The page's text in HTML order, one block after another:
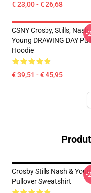
€ 23,00 - € 26,68
CSNY Crosby, Stills, Nash
Young DRAWING DAY
Hoodie
€ 39,51 - € 45,95
-
Crosby Stills Nash &
Pullover Sweatshirt
-